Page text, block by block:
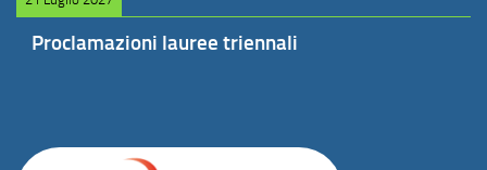
Proclamazioni lauree triennali